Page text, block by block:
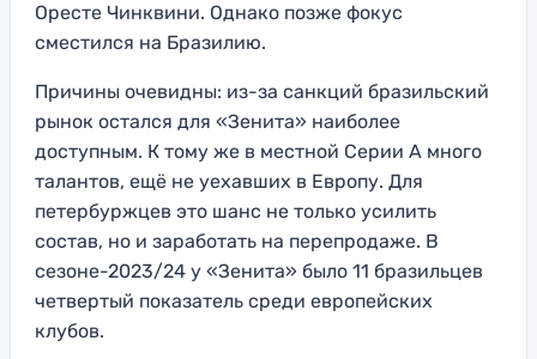
Оресте Чинквини. Однако позже фокус
сместился на Бразилию.
Причины очевидны: из-за санкций бразильский
рынок остался для «Зенита» наиболее
доступным. К тому же в местной Серии А много
талантов, ещё не уехавших в Европу. Для
петербуржцев это шанс не только усилить
состав, но и заработать на перепродаже. В
сезоне-2023/24 у «Зенита» было 11 бразильцев
четвертый показатель среди европейских
клубов.